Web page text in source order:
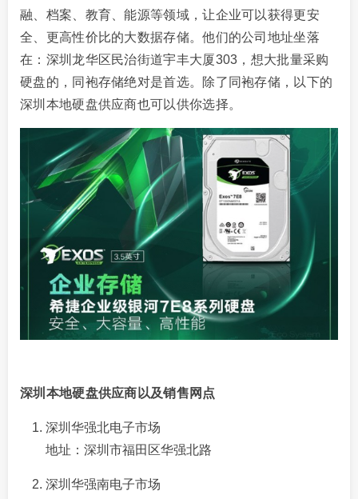
融、档案、教育、能源等领域，让企业可以获得更安
全、更高性价比的大数据存储。他们的公司地址坐落
在：深圳龙华区民治街道宇丰大厦303，想大批量采购
硬盘的，同袍存储绝对是首选。除了同袍存储，以下的
深圳本地硬盘供应商也可以供你选择。
深圳本地硬盘供应商以及销售网点
深圳华强北电子市场
地址：深圳市福田区华强北路
深圳华强南电子市场